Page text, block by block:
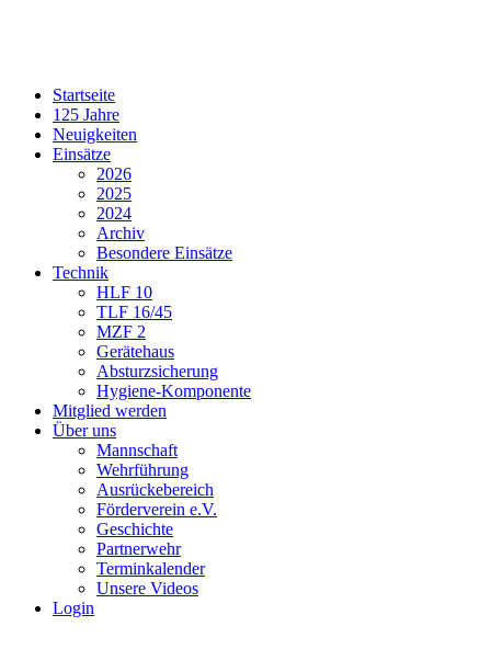
Startseite
125 Jahre
Neuigkeiten
Einsätze
2026
2025
2024
Archiv
Besondere Einsätze
Technik
HLF 10
TLF 16/45
MZF 2
Gerätehaus
Absturzsicherung
Hygiene-Komponente
Mitglied werden
Über uns
Mannschaft
Wehrführung
Ausrückebereich
Förderverein e.V.
Geschichte
Partnerwehr
Terminkalender
Unsere Videos
Login